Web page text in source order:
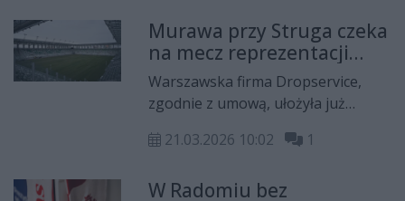
Czerwoni są liderami grupy E, a
rywale zamykają stawkę. W kadrze
naszej drużyny znalazł się
Radomianin, Dawid Drachal.
Murawa przy Struga czeka
na mecz reprezentacji
Polski i kolejne ligowe
starcia Radomiaka
Warszawska firma Dropservice,
zgodnie z umową, ułożyła już
63. W piątek, 27 marca rozegrany
Armenia w el. ME U21.
21.03.2026 10:02 1
W Radomiu bez